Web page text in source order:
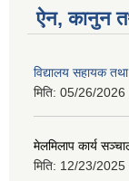
ऐन, कानुन
विद्यालय सहायक
मिति: 05/26/2026
मेलमिलाप कार्य
मिति: 12/23/2025